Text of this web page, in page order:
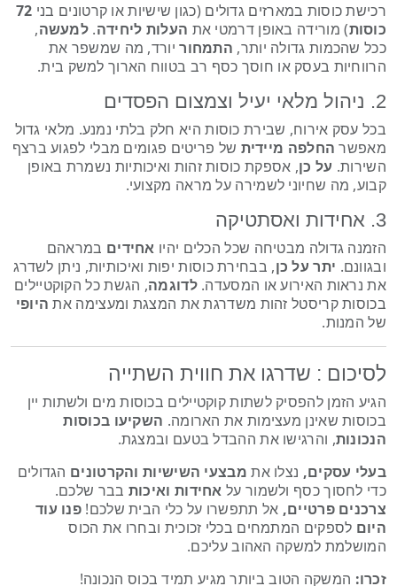
רכישת כוסות במארזים גדולים (כגון שישיות או קרטונים בני 72
כוסות) מורידה באופן דרמטי את העלות ליחידה. למעשה,
ככל שהכמות גדולה יותר, התמחוריורד, מה שמשפר את
הרווחיות בעסק או חוסך כסף רב בטווח הארוך למשק בית.
2. ניהול מלאי יעיל וצמצום הפסדים
בכל עסק אירוח, שבירת כוסות היא חלק בלתי נמנע. מלאי גדול
מאפשר החלפה מיידיתשל פריטים פגומים מבלי לפגוע ברצף
השירות. על כן, אספקת כוסות זהות ואיכותיות נשמרת באופן
קבוע, מה שחיוני לשמירה על מראה מקצועי.
3. אחידות ואסתטיקה
הזמנה גדולה מבטיחה שכל הכלים יהיו אחידיםבמראהם
ובגוונם. יתר על כן, בבחירת כוסות יפות ואיכותיות, ניתן לשדרג
את נראות האירוע או המסעדה. לדוגמה, הגשת כל הקוקטיילים
בכוסות קריסטל זהות משדרגת את המצגת ומעצימה את היופי
של המנות.
לסיכום : שדרגו את חווית השתייה
הגיע הזמן להפסיק לשתות קוקטיילים בכוסות מים ולשתות יין
בכוסות שאינן מעצימות את הארומה. השקיעו בכוסות
הנכונות, והרגישו את ההבדל בטעם ובמצגת.
בעלי עסקים,נצלו את מבצעי השישיות והקרטוניםהגדולים
כדי לחסוך כסף ולשמור על אחידות ואיכותבבר שלכם.
צרכנים פרטיים,אל תתפשרו על כלי הבית שלכם! פנו עוד
היוםלספקים המתמחים בכלי זכוכית ובחרו את הכוס
המושלמת למשקה האהוב עליכם.
זכרו:המשקה הטוב ביותר מגיע תמיד בכוס הנכונה!